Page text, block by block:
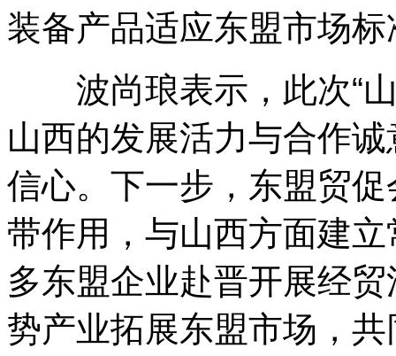
装备产品适应东盟市场
波尚琅表示，此次“山
山西的发展活力与合作
信心。下一步，东盟贸
带作用，与山西方面建
多东盟企业赴晋开展经
势产业拓展东盟市场，